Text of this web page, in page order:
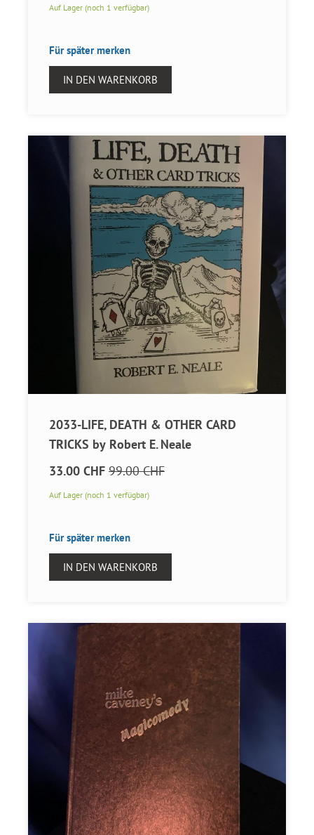
Auf Lager (noch 1 verfügbar)
Für später merken
IN DEN WARENKORB
2033-LIFE, DEATH & OTHER CARD
TRICKS by Robert E. Neale
33.00 CHF 99.00 CHF
Auf Lager (noch 1 verfügbar)
Für später merken
IN DEN WARENKORB